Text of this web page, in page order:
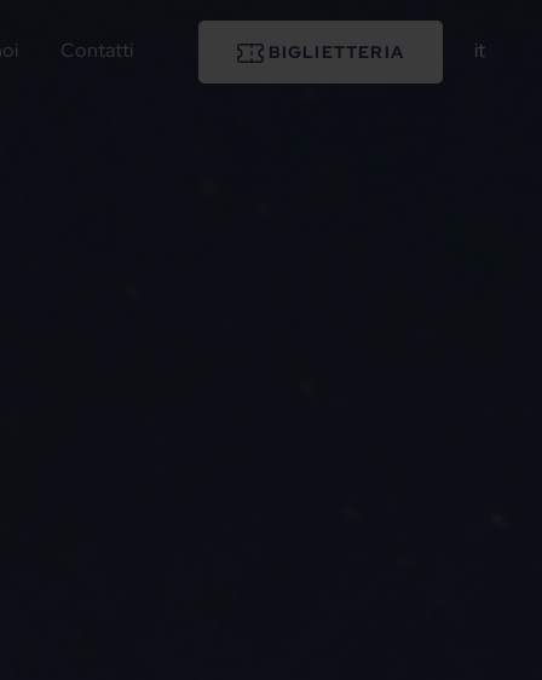
Contatti BIGLIETTERIA it